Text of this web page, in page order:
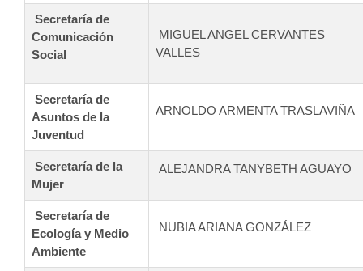
Secretaría de
Comunicación
Social
MIGUEL ANGEL CERVANTES
VALLES
Secretaría de
Asuntos de la
Juventud
ARNOLDO ARMENTA TRASLAVIÑA
Secretaría de la
Mujer
ALEJANDRA TANYBETH AGUAYO
Secretaría de
Ecología y Medio
Ambiente
NUBIA ARIANA GONZÁLEZ